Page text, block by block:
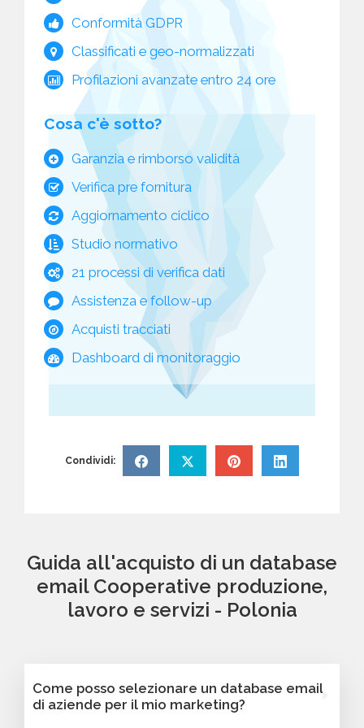
Conformità GDPR
Classificati e geo-normalizzati
Profilazioni avanzate entro 24 ore
Cosa c'è sotto?
Garanzia e rimborso validità
Verifica pre fornitura
Aggiornamento ciclico
Studio normativo
21 processi di verifica dati
Assistenza e follow-up
Acquisti tracciati
Dashboard di monitoraggio
Condividi:
Guida all'acquisto di un database
email Cooperative produzione,
lavoro e servizi - Polonia
Come posso selezionare un database email
di aziende per il mio marketing?